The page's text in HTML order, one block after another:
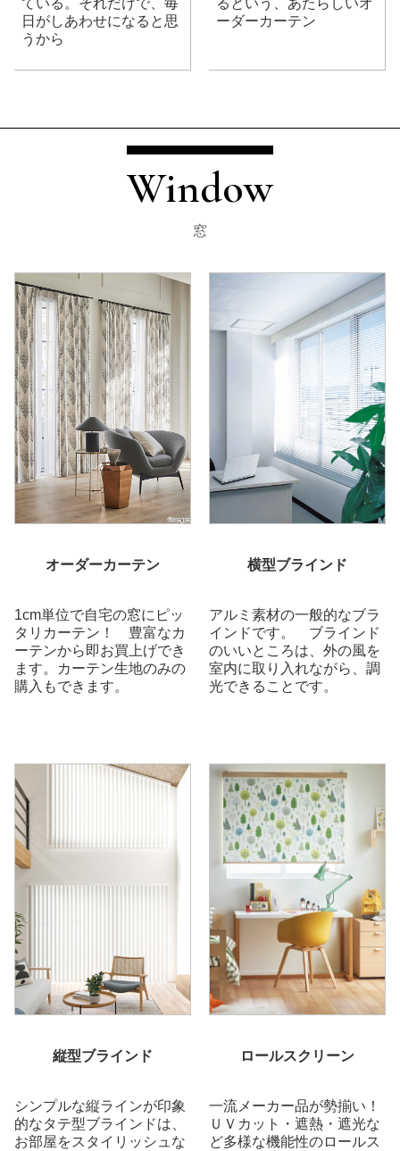
日がしあわせになると思
うから
ーダーカーテン
Window
窓
オーダーカーテン
1cm単位で自宅の窓にピッ
タリカーテン！ 豊富なカ
ーテンから即お買上げでき
ます。カーテン生地のみの
購入もできます。
横型ブラインド
アルミ素材の一般的なブラ
インドです。 ブラインド
のいいところは、外の風を
室内に取り入れながら、調
光できることです。
縦型ブラインド
シンプルな縦ラインが印象
的なタテ型ブラインドは、
お部屋をスタイリッシュな
ロールスクリーン
一流メーカー品が勢揃い！
ＵＶカット・遮熱・遮光な
ど多様な機能性のロールス